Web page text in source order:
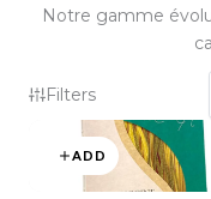
Notre gamme
Filters
ADD